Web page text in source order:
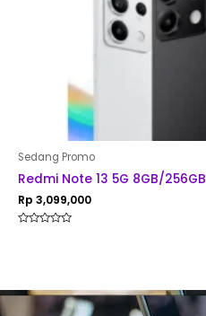
Sedang Promo
Redmi Note 13 5G 8GB/256GB
Rp 3,099,000